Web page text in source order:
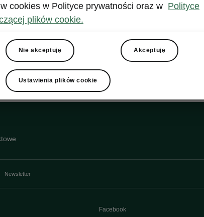
Newsletter
Facebook
cookies w Polityce prywatności oraz w Polityce
plików cookie.
Nie akceptuję Akceptuję
Ustawienia plików cookie